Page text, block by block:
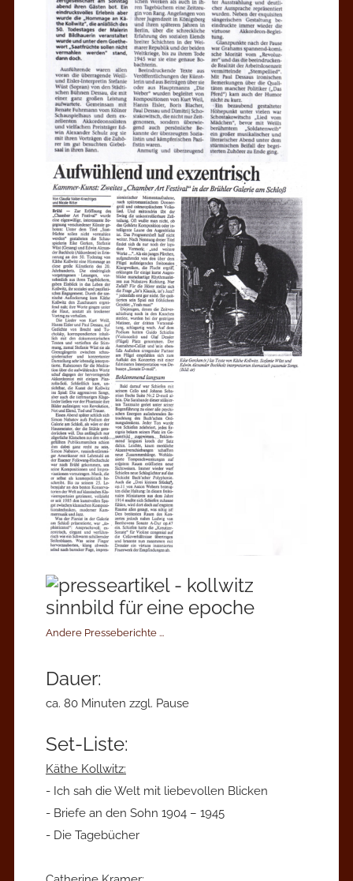
Andere Presseberichte ...
Dauer:
ca. 80 Minuten zzgl. Pause
Set-Liste:
Käthe Kollwitz:
- Ich sah die Welt mit liebevollen Blicken
- Briefe an den Sohn 1904 – 1945
- Die Tagebücher